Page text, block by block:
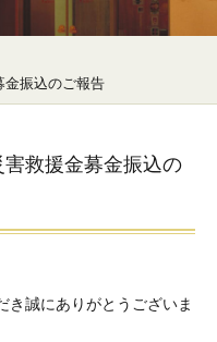
金振込のご報告
害救援金募金振込の
き誠にありがとうございま